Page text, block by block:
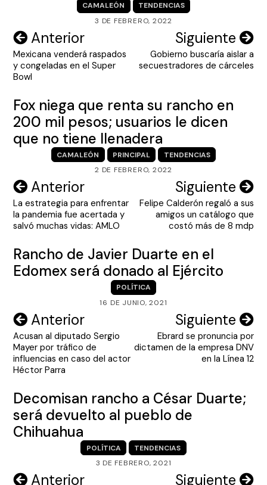
CAMALEÓN
TENDENCIAS
3 DE FEBRERO, 2022
Navegación
de
entradas
Anterior
Mexicana venderá raspados
y congeladas en el Super
Bowl
Siguiente
Gobierno buscaría aislar a
secuestradores de cárceles
Fox niega que renta su rancho en
200 mil pesos; usuarios le dicen
que no tiene llenadera
CAMALEÓN PRINCIPAL
TENDENCIAS
2 DE FEBRERO, 2022
Navegación
de
entradas
Anterior
La estrategia para enfrentar
la pandemia fue acertada y
salvó muchas vidas: AMLO
Siguiente
Felipe Calderón regaló a sus
amigos un catálogo que
costó más de 8 mdp
Rancho de Javier Duarte en el
Edomex será donado al Ejército
POLÍTICA
16 DE JUNIO, 2021
Navegación
de
entradas
Anterior
Acusan al diputado Sergio
Mayer por tráfico de
influencias en caso del actor
Héctor Parra
Siguiente
Ebrard se pronuncia por
dictamen de la empresa DNV
en la Línea 12
Decomisan rancho a César Duarte;
será devuelto al pueblo de
Chihuahua
POLÍTICA
TENDENCIAS
3 DE FEBRERO, 2021
Navegación
Anterior Siguiente